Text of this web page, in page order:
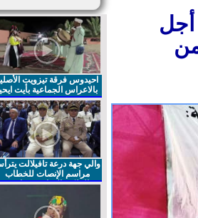
احيدوس فرقة تيزويت الأصلية
بالاعراس الجماعية بأيت ايحيا
والي جهة درعة تافيلالت يترأس
مراسم الإنصات للخطاب
الملكي السامي بمناسبة